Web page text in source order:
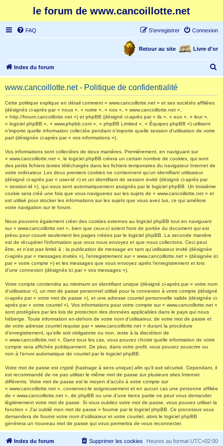
le forum de www.cancoillotte.net
FAQ Connexion
S’enregistrer
Livre d'or
Retour au site
Index du forum
e
www.cancoillotte.net - Politique de confidentialité
Cette politique explique en détail comment « www.cancoillotte.net » et ses sociétés affiliées
(désignés ci-après par « nous », « notre », « nos », « www.cancoillotte.net »,
« http://forum.cancoillotte.net ») et phpBB (désigné ci-après par « ils », « eux », « leur »,
« logiciel phpBB », « www.phpbb.com », « phpBB Limited », « Équipes phpBB ») utilisent
n’importe quelle information collectée pendant n’importe quelle session d’utilisation de votre
part (désignée ci-après par « vos informations »).
Vos informations sont collectées de deux manières. Premièrement, en naviguant sur
« www.cancoillotte.net », le logiciel phpBB créera un certain nombre de cookies, qui sont
des petits fichiers textes téléchargés dans les fichiers temporaires du navigateur Internet de
votre ordinateur. Les deux premiers cookies ne contiennent qu’un identifiant utilisateur
(désigné ci-après par « user-id ») et un identifiant de session invité (désigné ci-après par
« session-id »), qui vous sont automatiquement assignés par le logiciel phpBB. Un troisième
cookie sera créé une fois que vous naviguerez sur les sujets de « www.cancoillotte.net » et
est utilisé pour stocker les informations sur les sujets que vous avez lus, ce qui améliore
votre navigation sur le forum.
Nous pouvons également créer des cookies externes au logiciel phpBB tout en naviguant
sur « www.cancoillotte.net », bien que ceux-ci soient hors de portée du document qui est
prévu pour couvrir seulement les pages créées par le logiciel phpBB. La seconde manière
est de récupérer l’information que vous nous envoyez et que nous collectons. Ceci peut
être, et n’est pas limité à : la publication de message en tant qu’utilisateur invité (désignée
ci-après par « messages invités »), l’enregistrement sur « www.cancoillotte.net » (désignée ici
par « votre compte ») et les messages que vous envoyez après l’enregistrement et lors
d’une connexion (désignés ici par « vos messages »).
Votre compte contiendra au minimum un identifiant unique (désigné ci-après par « votre nom
d’utilisateur »), un mot de passe personnel utilisé pour la connexion à votre compte (désigné
ci-après par « votre mot de passe »), et une adresse courriel personnelle valide (désignée ci-
après par « votre courriel »). Vos informations pour votre compte sur « www.cancoillotte.net »
sont protégées par les lois de protection des données applicables dans le pays qui nous
héberge. Toute information en-dehors de votre nom d’utilisateur, de votre mot de passe et
de votre adresse courriel requise par « www.cancoillotte.net » durant la procédure
d’enregistrement, qu’elle soit obligatoire ou non, reste à la discrétion de
« www.cancoillotte.net ». Dans tous les cas, vous pouvez choisir quelle information de votre
compte sera affichée publiquement. De plus, dans votre profil, vous pouvez souscrire ou
non à l’envoi automatique de courriel par le logiciel phpBB.
Votre mot de passe est crypté (hashage à sens unique) afin qu’il soit sécurisé. Cependant, il
est recommandé de ne pas utiliser le même mot de passe sur plusieurs sites Internet
différents. Votre mot de passe est le moyen d’accès à votre compte sur
« www.cancoillotte.net », conservez-le soigneusement et en aucun cas une personne affiliée
de « www.cancoillotte.net », de phpBB ou une d’une tierce partie ne peut vous demander
légitimement votre mot de passe. Si vous oubliez votre mot de passe, vous pouvez utiliser la
fonction « J’ai oublié mon mot de passe » fournie par le logiciel phpBB. Ce processus vous
demandera de fournir votre nom d’utilisateur et votre courriel, alors le logiciel phpBB
générera un nouveau mot de passe qui vous permettra de vous reconnecter.
Index du forum Heures au format UTC+02:00
Supprimer les cookies